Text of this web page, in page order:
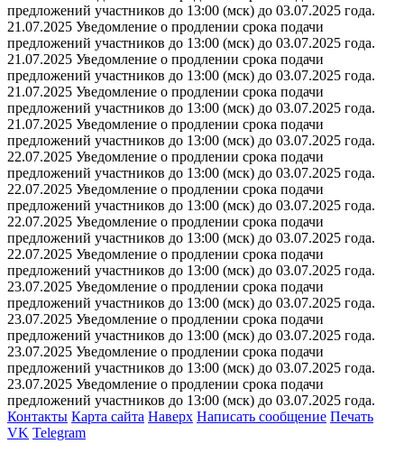
предложений участников до 13:00 (мск) до 03.07.2025 года.
21.07.2025 Уведомление о продлении срока подачи
предложений участников до 13:00 (мск) до 03.07.2025 года.
21.07.2025 Уведомление о продлении срока подачи
предложений участников до 13:00 (мск) до 03.07.2025 года.
21.07.2025 Уведомление о продлении срока подачи
предложений участников до 13:00 (мск) до 03.07.2025 года.
21.07.2025 Уведомление о продлении срока подачи
предложений участников до 13:00 (мск) до 03.07.2025 года.
22.07.2025 Уведомление о продлении срока подачи
предложений участников до 13:00 (мск) до 03.07.2025 года.
22.07.2025 Уведомление о продлении срока подачи
предложений участников до 13:00 (мск) до 03.07.2025 года.
22.07.2025 Уведомление о продлении срока подачи
предложений участников до 13:00 (мск) до 03.07.2025 года.
22.07.2025 Уведомление о продлении срока подачи
предложений участников до 13:00 (мск) до 03.07.2025 года.
23.07.2025 Уведомление о продлении срока подачи
предложений участников до 13:00 (мск) до 03.07.2025 года.
23.07.2025 Уведомление о продлении срока подачи
предложений участников до 13:00 (мск) до 03.07.2025 года.
23.07.2025 Уведомление о продлении срока подачи
предложений участников до 13:00 (мск) до 03.07.2025 года.
23.07.2025 Уведомление о продлении срока подачи
предложений участников до 13:00 (мск) до 03.07.2025 года.
Контакты Карта сайта Наверх Написать сообщение Печать
VK Telegram